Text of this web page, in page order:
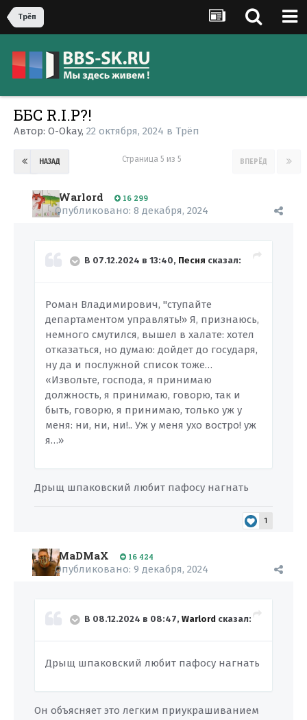
Трёп
ББС R.I.P?!
Автор: O-Okay, 22 октября, 2024 в Трёп
НАЗАД ВПЕРЁД
Страница 5 из 5
Warlord 16 299
Опубликовано: 8 декабря, 2024
В 07.12.2024 в 13:40, Песня сказал:
Роман Владимирович, "ступайте
департаментом управлять!» Я, признаюсь,
немного смутился, вышел в халате: хотел
отказаться, но думаю: дойдет до государя,
ну да и послужной список тоже…
«Извольте, господа, я принимаю
должность, я принимаю, говорю, так и
быть, говорю, я принимаю, только уж у
меня: ни, ни, ни!.. Уж у меня ухо востро! уж
я…»
Дрыщ шпаковский любит пафосу нагнать
1
MaDMaX 16 424
Опубликовано: 9 декабря, 2024
В 08.12.2024 в 08:47, Warlord сказал:
Дрыщ шпаковский любит пафосу нагнать
Он объясняет это легким приукрашиванием